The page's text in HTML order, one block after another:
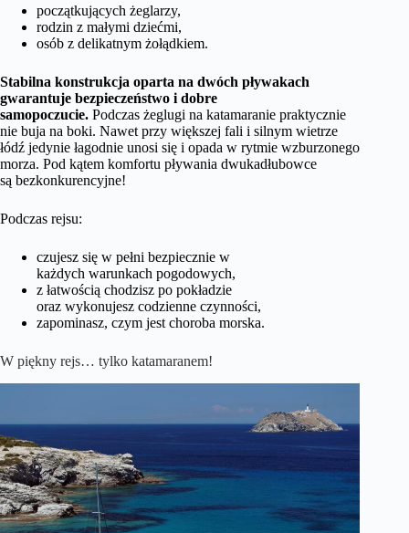
początkujących żeglarzy,
rodzin z małymi dziećmi,
osób z delikatnym żołądkiem.
Stabilna konstrukcja oparta na dwóch pływakach
gwarantuje bezpieczeństwo i dobre
samopoczucie. Podczas żeglugi na katamaranie praktycznie
nie buja na boki. Nawet przy większej fali i silnym wietrze
łódź jedynie łagodnie unosi się i opada w rytmie wzburzonego
morza. Pod kątem komfortu pływania dwukadłubowce
są bezkonkurencyjne!
Podczas rejsu:
czujesz się w pełni bezpiecznie w
każdych warunkach pogodowych,
z łatwością chodzisz po pokładzie
oraz wykonujesz codzienne czynności,
zapominasz, czym jest choroba morska.
W piękny rejs… tylko katamaranem!